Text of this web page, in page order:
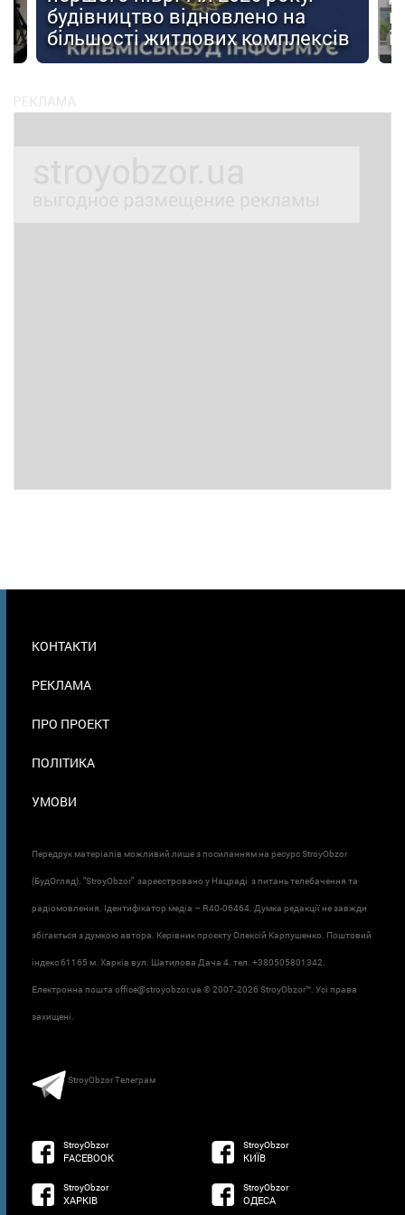
будівництво відновлено на
більшості житлових комплексів
В
КОНТАКТИ
РЕКЛАМА
ПРО ПРОЕКТ
ПОЛІТИКА
УМОВИ
Передрук матеріалів можливий лише з посиланням на ресурс StroyObzor
(БудОгляд). "StroyObzor" зареєстровано у Нацраді з питань телебачення та
радіомовлення. Ідентифікатор медіа – R40-06464. Думка редакції не завжди
збігається з думкою автора. Керівник проєкту Олексій Карпушенко. Поштовий
індекс 61165 м. Харків вул. Шатилова Дача 4. тел. +380505801342.
Електронна пошта office@stroyobzor.ua © 2007-2026 StroyObzor™. Усі права
захищені.
StroyObzor Телеграм
StroyObzor
FACEBOOK
StroyObzor
КИЇВ
StroyObzor
ХАРКІВ
StroyObzor
ОДЕСА